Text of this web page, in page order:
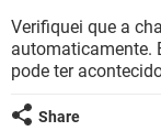
INSTAGRAM
GUIA DE COMPRAS
OUTLOOK
GUIA DE COMPRAS
Verifiquei que a
automaticamente.
pode ter
Share